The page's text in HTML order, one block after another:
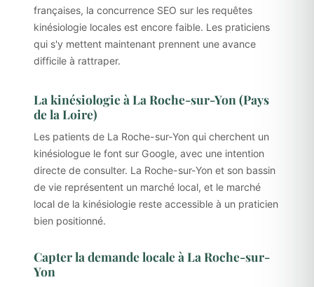
françaises, la concurrence SEO sur les requêtes
kinésiologie locales est encore faible. Les praticiens
qui s'y mettent maintenant prennent une avance
difficile à rattraper.
La kinésiologie à La Roche-sur-Yon (Pays
de la Loire)
Les patients de La Roche-sur-Yon qui cherchent un
kinésiologue le font sur Google, avec une intention
directe de consulter. La Roche-sur-Yon et son bassin
de vie représentent un marché local, et le marché
local de la kinésiologie reste accessible à un praticien
bien positionné.
Capter la demande locale à La Roche-sur-
Yon